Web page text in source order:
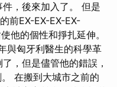
，後來加入了。 但是
前EX-EX-EX-EX-
他的個性和掙扎延伸。
與匈牙利醫生的科學革
，但是儘管他的錯誤，
在搬到大城市之前的